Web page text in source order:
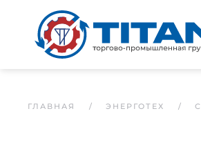
Перейти к основному
ГЛАВНАЯ ЭНЕРГОТЕХ